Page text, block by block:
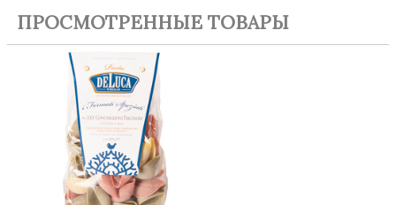
ПРОСМОТРЕННЫЕ ТОВАРЫ